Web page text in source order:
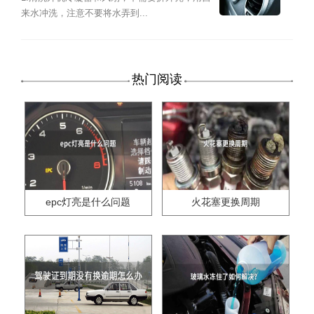
来水冲洗，注意不要将水弄到...
热门阅读
epc灯亮是什么问题 火花塞更换周期